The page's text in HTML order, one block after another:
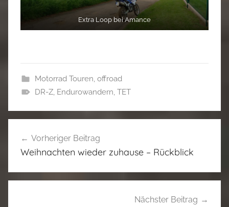
Extra Loop bei Amance
Motorrad Touren, offroad
DR-Z, Endurowandern, TET
Vorheriger Beitrag
Weihnachten wieder zuhause – Rückblick
Nächster Beitrag